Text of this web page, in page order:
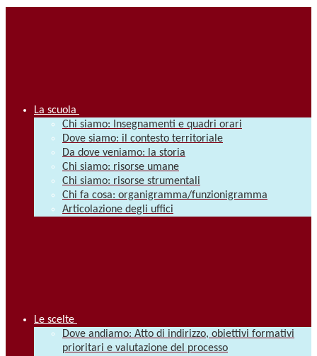
La scuola
Chi siamo: Insegnamenti e quadri orari
Dove siamo: il contesto territoriale
Da dove veniamo: la storia
Chi siamo: risorse umane
Chi siamo: risorse strumentali
Chi fa cosa: organigramma/funzionigramma
Articolazione degli uffici
Le scelte
Dove andiamo: Atto di indirizzo, obiettivi formativi
prioritari e valutazione del processo